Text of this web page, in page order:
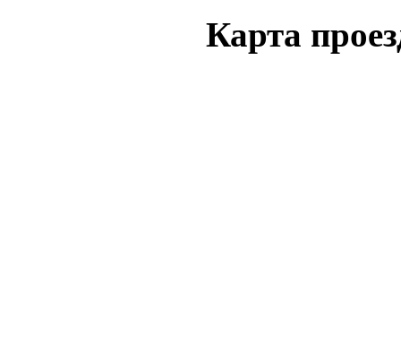
Карта